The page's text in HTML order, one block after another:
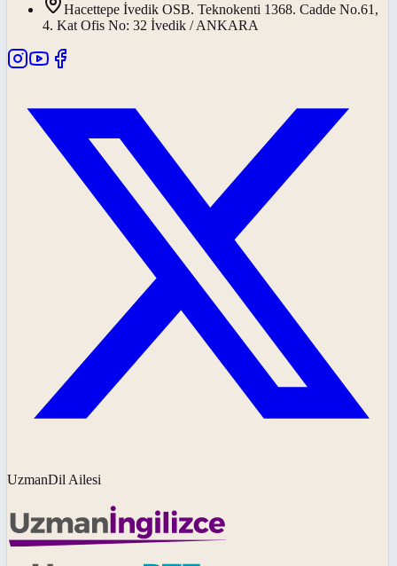
Hacettepe İvedik OSB. Teknokenti 1368. Cadde No.61,
4. Kat Ofis No: 32 İvedik / ANKARA
UzmanDil Ailesi